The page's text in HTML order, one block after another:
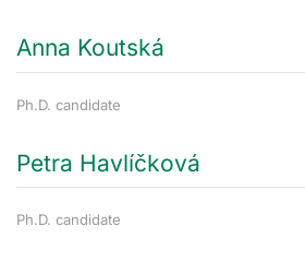
Anna Koutská
Ph.D. candidate
Petra Havlíčková
Ph.D. candidate